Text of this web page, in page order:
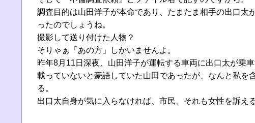
調査目的は山田洋子が本命であり、たまたま相手の出口太
ったのでしょうね。
撮影して送り付けた人物？
そりゃぁ「あの方」しかいませんよ。
昨年8月11日深夜、山田洋子が運転する車両に出口太が乗
載っていないと豪語していた山田であったが、なんと私を
る。
出口太自身が気に入らなければ、市民、それも女性を訴え